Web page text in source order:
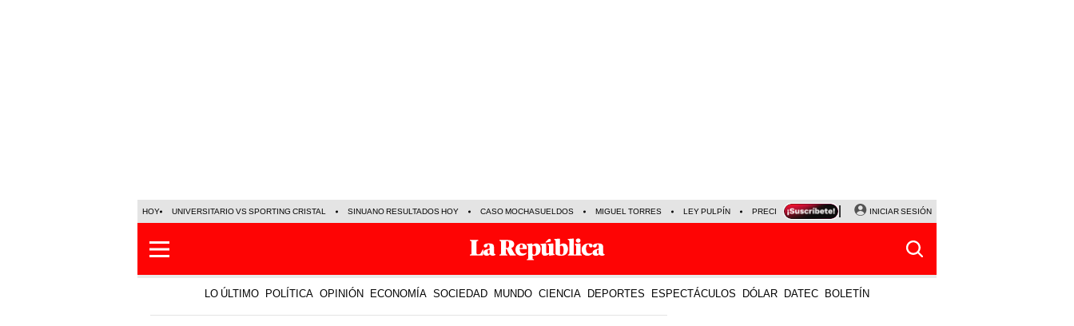
HOY UNIVERSITARIO VS SPORTING CRISTAL SINUANO RESULTADOS HOY CASO MOCHASUELDOS MIGUEL TORRES LEY PULPÍN PRECIO DEL DÓLAR CORTE DE LUZ VIERNES 7 DE AGOSTO
INICIAR SESIÓN
LO ÚLTIMO POLÍTICA OPINIÓN ECONOMÍA SOCIEDAD MUNDO CIENCIA DEPORTES ESPECTÁCULOS DÓLAR DATEC BOLETÍN